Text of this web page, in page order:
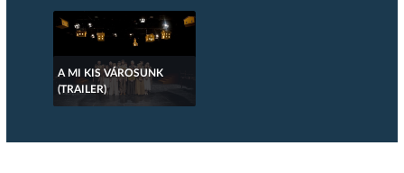
A MI KIS VÁROSUNK
(TRAILER)